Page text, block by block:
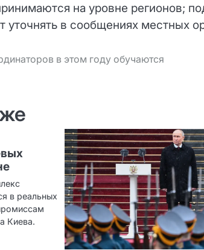
на уровне регионов;
уточнять в сообщениях местных
в этом году обучаются
в реальных
Киева.